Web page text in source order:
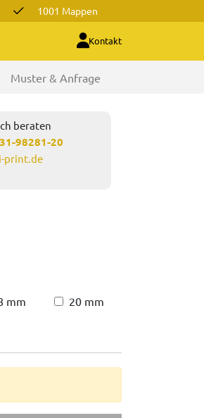
1001 Mappen
Kontakt
Muster & Anfrage
beraten
98281-20
print.de
mm
20 mm